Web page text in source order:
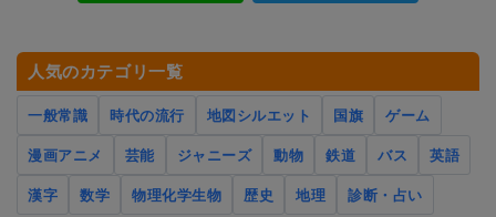
人気のカテゴリ一覧
一般常識 時代の流行 地図シルエット 国旗
ゲーム
漫画アニメ
芸能 ジャニーズ 動物 鉄道 バス
英語
漢字
数学 物理化学生物 歴史 地理 診断・占い